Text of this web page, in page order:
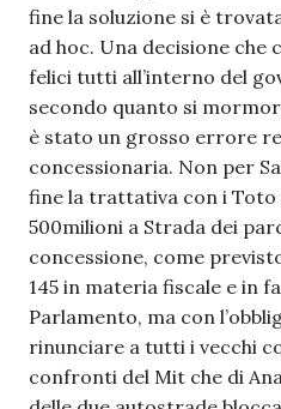
fine la soluzione si è
ad hoc. Una decisione
felici tutti all’interno del
secondo quanto si
è stato un grosso errore
concessionaria. Non per
fine la trattativa con i Toto
500milioni a Strada dei
concessione, come
145 in materia fiscale e in
Parlamento, ma con
rinunciare a tutti i vecchi
confronti del Mit che di